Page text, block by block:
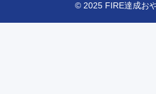
© 2025 FIRE達成お